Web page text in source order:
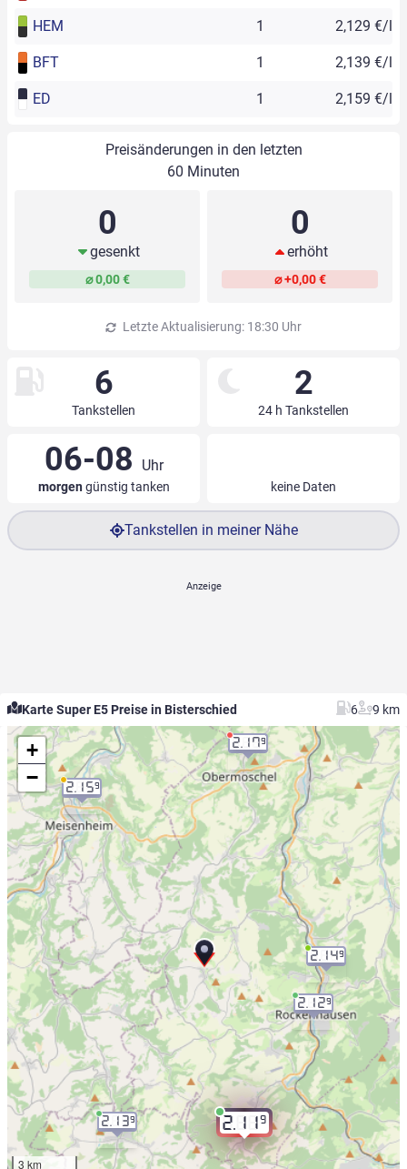
HEM 1 2,129 €/l
BFT 1 2,139 €/l
ED 1 2,159 €/l
Preisänderungen in den letzten
60 Minuten
0
gesenkt
⌀ 0,00 €
0
erhöht
⌀ +0,00 €
Letzte Aktualisierung: 18:30 Uhr
6
Tankstellen
2
24 h Tankstellen
06-08 Uhr
morgengünstig tanken keine Daten
Tankstellen in meiner Nähe
Karte Super E5 Preise in Bisterschied 6 9 km
2.119
2.139
2.179
2.159
2.149
2.129
+
−
3 km